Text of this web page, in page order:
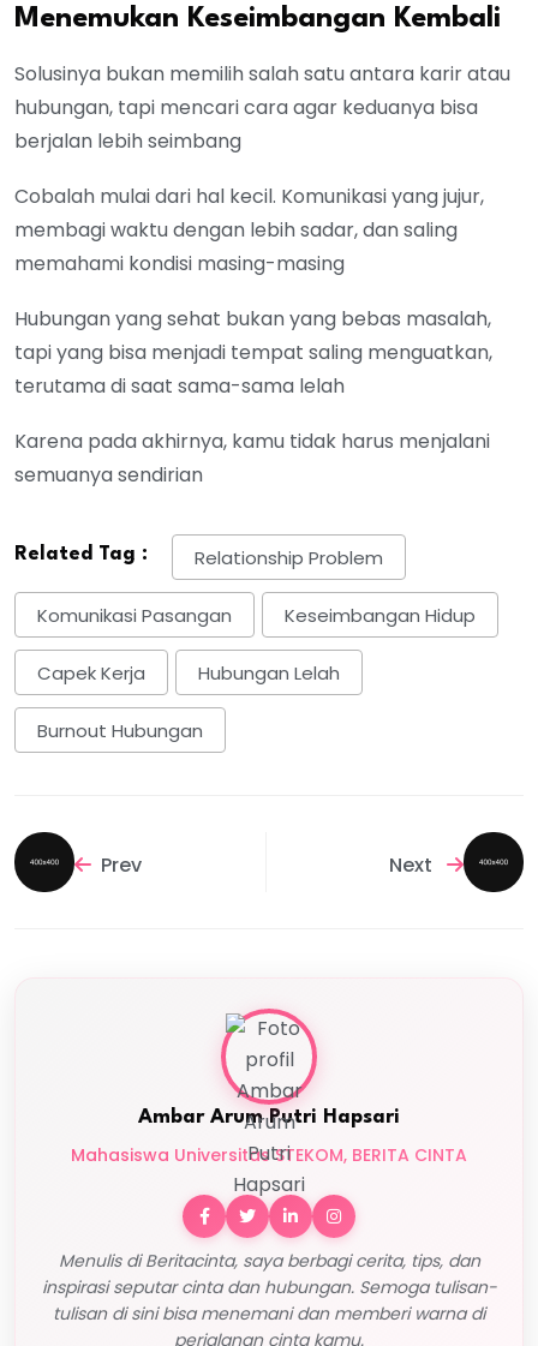
Menemukan Keseimbangan Kembali
Solusinya bukan memilih salah satu antara karir atau
hubungan, tapi mencari cara agar keduanya bisa
berjalan lebih seimbang
Cobalah mulai dari hal kecil. Komunikasi yang jujur,
membagi waktu dengan lebih sadar, dan saling
memahami kondisi masing-masing
Hubungan yang sehat bukan yang bebas masalah,
tapi yang bisa menjadi tempat saling menguatkan,
terutama di saat sama-sama lelah
Karena pada akhirnya, kamu tidak harus menjalani
semuanya sendirian
Related Tag : Relationship Problem
Komunikasi Pasangan Keseimbangan Hidup
Capek Kerja Hubungan Lelah
Burnout Hubungan
Prev Next
Ambar Arum Putri Hapsari
Mahasiswa Universitas STEKOM, BERITA CINTA
Menulis di Beritacinta, saya berbagi cerita, tips, dan
inspirasi seputar cinta dan hubungan. Semoga tulisan-
tulisan di sini bisa menemani dan memberi warna di
perjalanan cinta kamu.